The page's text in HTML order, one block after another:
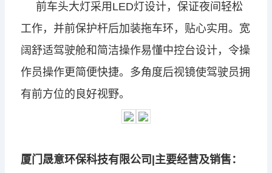
前车头大灯采用LED灯设计，保证夜间轻松
工作，并前保护杆后加装拖车环，贴心实用。 宽
阔舒适驾驶舱和简洁操作易懂中控台设计，令操
作员操作更简便快捷。 多角度后视镜使驾驶员拥
有前方位的良好视野。
厦门晟意环保科技有限公司|主要经营及销售：